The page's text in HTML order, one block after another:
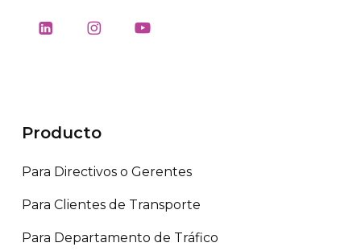
Producto
Para Directivos o Gerentes
Para Clientes de Transporte
Para Departamento de Tráfico